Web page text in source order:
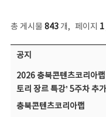
총 게시물 843개, 페이지 1
공지사항 목록 - 번호, 제목, 작성자, 파일, 조회수, 작성일 정보 제공
공지
2026 충북콘텐츠코리아
토리 장르 특강’ 5주차 추
충북콘텐츠코리아랩